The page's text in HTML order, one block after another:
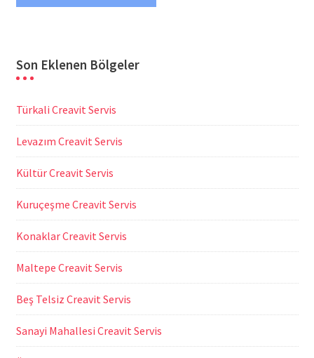
Son Eklenen Bölgeler
Türkali Creavit Servis
Levazım Creavit Servis
Kültür Creavit Servis
Kuruçeşme Creavit Servis
Konaklar Creavit Servis
Maltepe Creavit Servis
Beş Telsiz Creavit Servis
Sanayi Mahallesi Creavit Servis